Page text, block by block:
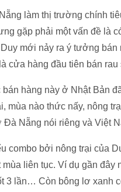
làm thị trường chính
gặp phải một vấn đề là
mới nảy ra ý tưởng bán
cửa hàng đầu tiên bán
hàng này ở Nhật Bản
mùa nào thức nấy, nông
Nẵng nói riêng và Việt
combo bởi nông trại của
liên tục. Ví dụ gần đây
3 lần… Còn bông lơ xanh